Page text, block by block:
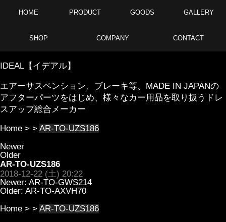
HOME PRODUCT GOODS GALLERY
SHOP COMPANY CONTACT
IDEAL【イデアル】
エアーサスペンション、ブレーキ等、MADE IN JAPANの
アフターパーツをはじめ、様々なカー用品を取り扱うドレ
スアップ総合メーカー
Home > > AR-TO-UZS186
Newer
Older
AR-TO-UZS186
2018-12-22 (土) 20:22
Newer: AR-TO-GWS214
Older: AR-TO-AXVH70
Home > > AR-TO-UZS186